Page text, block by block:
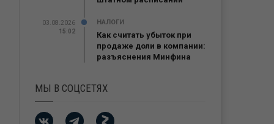
03.08.2026
15:02
НАЛОГИ
Как считать убыток при
продаже доли в компании:
разъяснения Минфина
МЫ В СОЦСЕТЯХ